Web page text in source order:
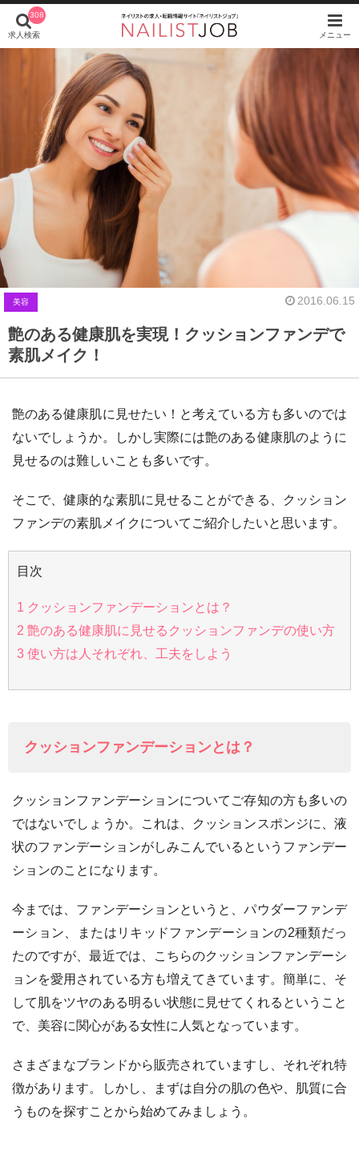
308
求人検索 メニュー
美容 2016.06.15
艶のある健康肌を実現！クッションファンデで
素肌メイク！
艶のある健康肌に見せたい！と考えている方も多いのでは
ないでしょうか。しかし実際には艶のある健康肌のように
見せるのは難しいことも多いです。
そこで、健康的な素肌に見せることができる、クッション
ファンデの素肌メイクについてご紹介したいと思います。
目次
1 クッションファンデーションとは？
2 艶のある健康肌に見せるクッションファンデの使い方
3 使い方は人それぞれ、工夫をしよう
クッションファンデーションとは？
クッションファンデーションについてご存知の方も多いの
ではないでしょうか。これは、クッションスポンジに、液
状のファンデーションがしみこんでいるというファンデー
ションのことになります。
今までは、ファンデーションというと、パウダーファンデ
ーション、またはリキッドファンデーションの2種類だっ
たのですが、最近では、こちらのクッションファンデーシ
ョンを愛用されている方も増えてきています。簡単に、そ
して肌をツヤのある明るい状態に見せてくれるということ
で、美容に関心がある女性に人気となっています。
さまざまなブランドから販売されていますし、それぞれ特
徴があります。しかし、まずは自分の肌の色や、肌質に合
うものを探すことから始めてみましょう。